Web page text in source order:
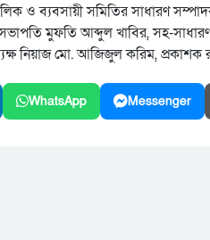
ও ব্যবসায়ী সমিতির সাধারণ
মুফতি আব্দুল খাবির, সহ-
নিয়াজ মো. আজিজুল করিম, প্রকাশক
WhatsApp Messenger